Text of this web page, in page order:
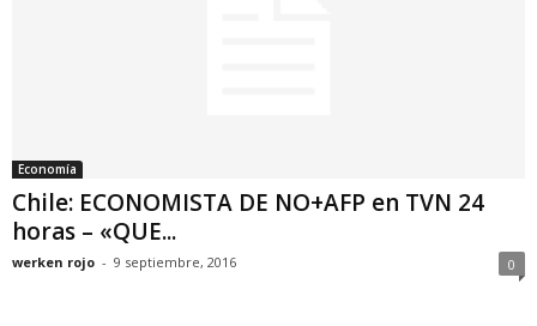
Economía
Chile: ECONOMISTA DE NO+AFP en TVN 24
horas – «QUE...
werken rojo - 9 septiembre, 2016 0